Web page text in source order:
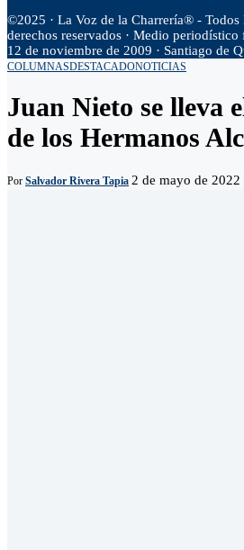
©2025 · La Voz de la Charrería® - Todos
derechos reservados · Medio periodístico
12 de noviembre de 2009 · Santiago de
COLUMNASDESTACADONOTICIAS
Juan Nieto se lleva
de los Hermanos
Por Salvador Rivera Tapia 2 de mayo de 2022